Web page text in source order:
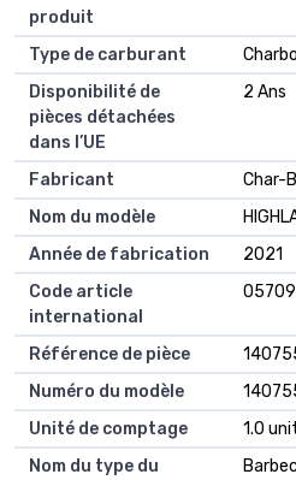
produit
Type de carburant
Disponibilité de
pièces détachées
dans l’UE
2 Ans
Fabricant
Char-
Nom du modèle
Année de fabrication
2021
Code article
international
Référence de pièce
Numéro du modèle
Unité de comptage
1.0
Nom du type du